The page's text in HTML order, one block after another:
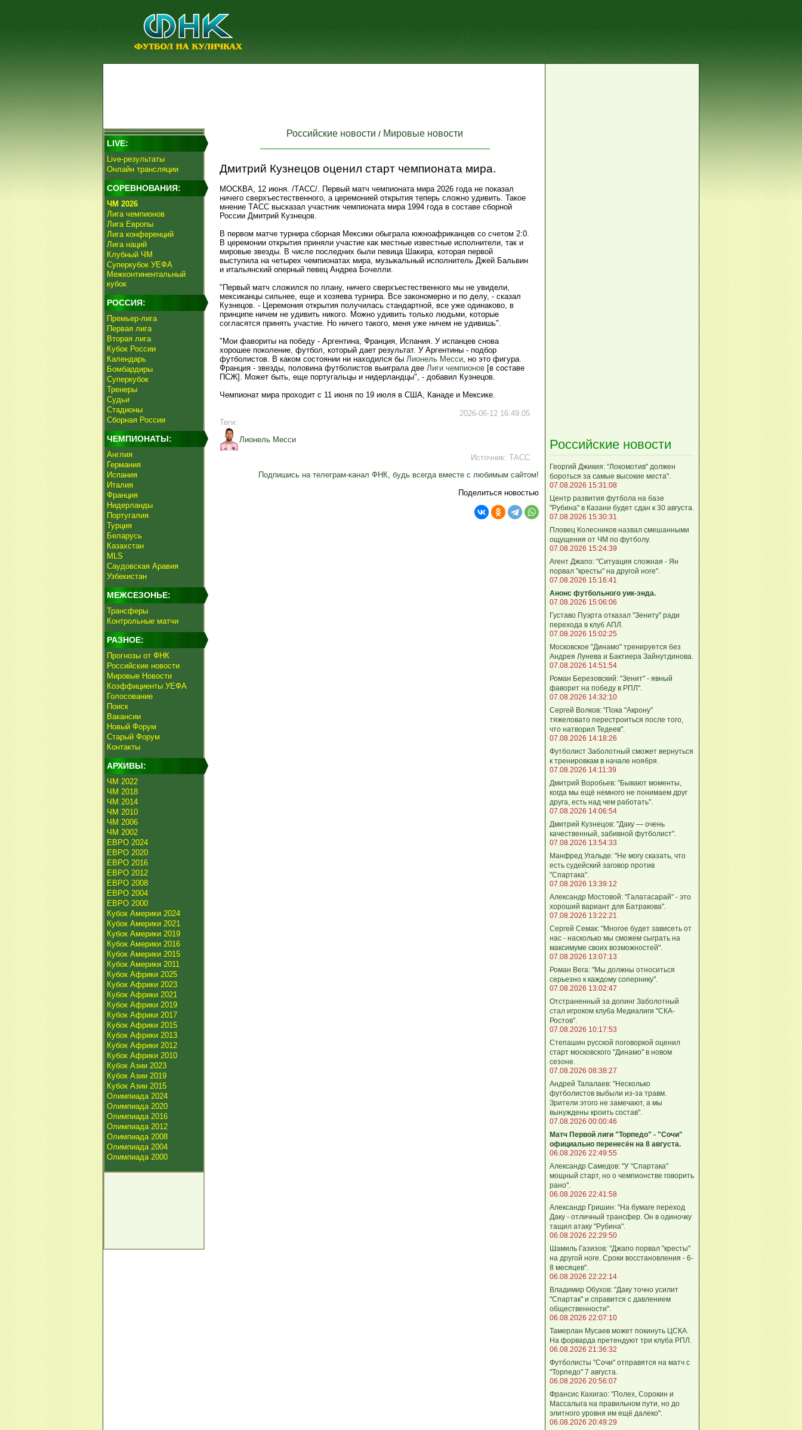
LIVE:
Live-результаты
Онлайн трансляции
СОРЕВНОВАНИЯ:
ЧМ 2026
Лига чемпионов
Лига Европы
Лига конференций
Лига наций
Клубный ЧМ
Суперкубок УЕФА
Межконтинентальный
кубок
РОССИЯ:
Премьер-лига
Первая лига
Вторая лига
Кубок России
Календарь
Бомбардиры
Суперкубок
Тренеры
Судьи
Стадионы
Сборная России
ЧЕМПИОНАТЫ:
Англия
Германия
Испания
Италия
Франция
Нидерланды
Португалия
Турция
Беларусь
Казахстан
MLS
Саудовская Аравия
Узбекистан
МЕЖСЕЗОНЬЕ:
Трансферы
Контрольные матчи
РАЗНОЕ:
Прогнозы от ФНК
Российские новости
Мировые Новости
Коэффициенты УЕФА
Голосование
Поиск
Вакансии
Новый Форум
Старый Форум
Контакты
АРХИВЫ:
ЧМ 2022
ЧМ 2018
ЧМ 2014
ЧМ 2010
ЧМ 2006
ЧМ 2002
ЕВРО 2024
ЕВРО 2020
ЕВРО 2016
ЕВРО 2012
ЕВРО 2008
ЕВРО 2004
ЕВРО 2000
Кубок Америки 2024
Кубок Америки 2021
Кубок Америки 2019
Кубок Америки 2016
Кубок Америки 2015
Кубок Америки 2011
Кубок Африки 2025
Кубок Африки 2023
Кубок Африки 2021
Кубок Африки 2019
Кубок Африки 2017
Кубок Африки 2015
Кубок Африки 2013
Кубок Африки 2012
Кубок Африки 2010
Кубок Азии 2023
Кубок Азии 2019
Кубок Азии 2015
Олимпиада 2024
Олимпиада 2020
Олимпиада 2016
Олимпиада 2012
Олимпиада 2008
Олимпиада 2004
Олимпиада 2000
Российские новости / Мировые новости
Дмитрий Кузнецов оценил старт чемпионата мира.
МОСКВА, 12 июня. /ТАСС/. Первый матч чемпионата мира 2026 года не показал
ничего сверхъестественного, а церемонией открытия теперь сложно удивить. Такое
мнение ТАСС высказал участник чемпионата мира 1994 года в составе сборной
России Дмитрий Кузнецов.
В первом матче турнира сборная Мексики обыграла южноафриканцев со счетом 2:0.
В церемонии открытия приняли участие как местные известные исполнители, так и
мировые звезды. В числе последних были певица Шакира, которая первой
выступила на четырех чемпионатах мира, музыкальный исполнитель Джей Бальвин
и итальянский оперный певец Андреа Бочелли.
"Первый матч сложился по плану, ничего сверхъестественного мы не увидели,
мексиканцы сильнее, еще и хозяева турнира. Все закономерно и по делу, - сказал
Кузнецов. - Церемония открытия получилась стандартной, все уже одинаково, в
принципе ничем не удивить никого. Можно удивить только людьми, которые
согласятся принять участие. Но ничего такого, меня уже ничем не удивишь".
"Мои фавориты на победу - Аргентина, Франция, Испания. У испанцев снова
хорошее поколение, футбол, который дает результат. У Аргентины - подбор
футболистов. В каком состоянии ни находился бы Лионель Месси, но это фигура.
Франция - звезды, половина футболистов выиграла две Лиги чемпионов [в составе
ПСЖ]. Может быть, еще португальцы и нидерландцы", - добавил Кузнецов.
Чемпионат мира проходит с 11 июня по 19 июля в США, Канаде и Мексике.
2026-06-12 16:49:05
Теги:
Лионель Месси
Источник: ТАСС
Подпишись на телеграм-канал ФНК, будь всегда вместе с любимым сайтом!
Поделиться новостью
Российские новости
Георгий Джикия: "Локомотив" должен
бороться за самые высокие места".
07.08.2026 15:31:08
Центр развития футбола на базе
"Рубина" в Казани будет сдан к 30 августа.
07.08.2026 15:30:31
Пловец Колесников назвал смешанными
ощущения от ЧМ по футболу.
07.08.2026 15:24:39
Агент Джапо: "Ситуация сложная - Ян
порвал "кресты" на другой ноге".
07.08.2026 15:16:41
Анонс футбольного уик-энда.
07.08.2026 15:06:06
Густаво Пуэрта отказал "Зениту" ради
перехода в клуб АПЛ.
07.08.2026 15:02:25
Московское "Динамо" тренируется без
Андрея Лунева и Бактиера Зайнутдинова.
07.08.2026 14:51:54
Роман Березовский: "Зенит" - явный
фаворит на победу в РПЛ".
07.08.2026 14:32:10
Сергей Волков: "Пока "Акрону"
тяжеловато перестроиться после того,
что натворил Тедеев".
07.08.2026 14:18:26
Футболист Заболотный сможет вернуться
к тренировкам в начале ноября.
07.08.2026 14:11:39
Дмитрий Воробьев: "Бывают моменты,
когда мы ещё немного не понимаем друг
друга, есть над чем работать".
07.08.2026 14:06:54
Дмитрий Кузнецов: "Даку — очень
качественный, забивной футболист".
07.08.2026 13:54:33
Манфред Угальде: "Не могу сказать, что
есть судейский заговор против
"Спартака".
07.08.2026 13:39:12
Александр Мостовой: "Галатасарай" - это
хороший вариант для Батракова".
07.08.2026 13:22:21
Сергей Семак: "Многое будет зависеть от
нас - насколько мы сможем сыграть на
максимуме своих возможностей".
07.08.2026 13:07:13
Роман Вега: "Мы должны относиться
серьезно к каждому сопернику".
07.08.2026 13:02:47
Отстраненный за допинг Заболотный
стал игроком клуба Медиалиги "СКА-
Ростов".
07.08.2026 10:17:53
Степашин русской поговоркой оценил
старт московского "Динамо" в новом
сезоне.
07.08.2026 08:38:27
Андрей Талалаев: "Несколько
футболистов выбыли из-за травм.
Зрители этого не замечают, а мы
вынуждены кроить состав".
07.08.2026 00:00:46
Матч Первой лиги "Торпедо" - "Сочи"
официально перенесён на 8 августа.
06.08.2026 22:49:55
Александр Самедов: "У "Спартака"
мощный старт, но о чемпионстве говорить
рано".
06.08.2026 22:41:58
Александр Гришин: "На бумаге переход
Даку - отличный трансфер. Он в одиночку
тащил атаку "Рубина".
06.08.2026 22:29:50
Шамиль Газизов: "Джапо порвал "кресты"
на другой ноге. Сроки восстановления - 6-
8 месяцев".
06.08.2026 22:22:14
Владимир Обухов: "Даку точно усилит
"Спартак" и справится с давлением
общественности".
06.08.2026 22:07:10
Тамерлан Мусаев может покинуть ЦСКА.
На форварда претендуют три клуба РПЛ.
06.08.2026 21:36:32
Футболисты "Сочи" отправятся на матч с
"Торпедо" 7 августа.
06.08.2026 20:56:07
Франсис Кахигао: "Полех, Сорокин и
Массалыга на правильном пути, но до
элитного уровня им ещё далеко".
06.08.2026 20:49:29